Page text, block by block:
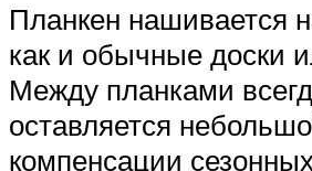
Планкен нашивается
как и обычные доски
Между планками
оставляется
компенсации